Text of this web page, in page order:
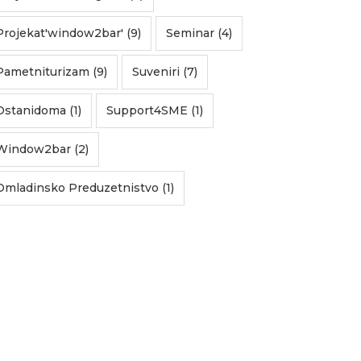
(9) Seminar (4)
(9) Suveniri (7)
(1) Support4SME (1)
(2)
Preduzetnistvo (1)